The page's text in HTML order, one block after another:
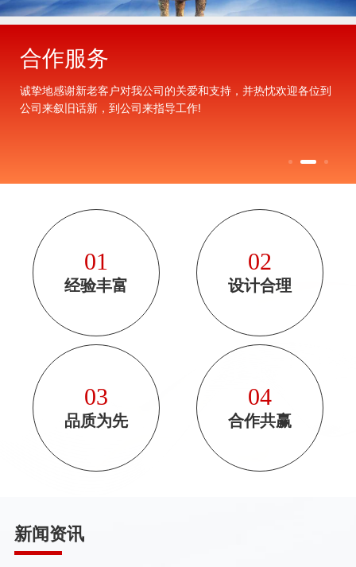
合作服务
诚挚地感谢新老客户对我公司的关爱和支持，并热忱欢迎各位到
公司来叙旧话新，到公司来指导工作!
01
经验丰富
02
设计合理
03
品质为先
04
合作共赢
新闻资讯